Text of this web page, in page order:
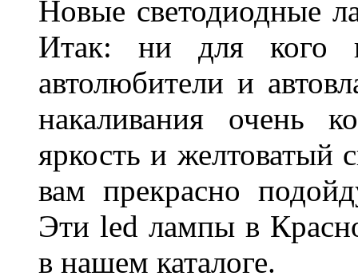
Новые светодиодные
Итак: ни для кого
автолюбители и
накаливания очень
яркость и желтоватый
вам прекрасно
Эти led лампы в
в нашем каталоге.